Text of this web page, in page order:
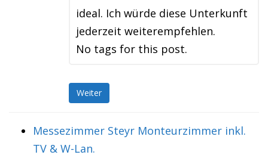
ideal. Ich würde diese Unterkunft
jederzeit weiterempfehlen.
No tags for this post.
Weiter
Messezimmer Steyr Monteurzimmer inkl.
TV & W-Lan.